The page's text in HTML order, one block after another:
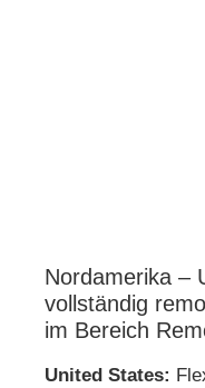
Nordamerika –
vollständig
im Bereich
United States: